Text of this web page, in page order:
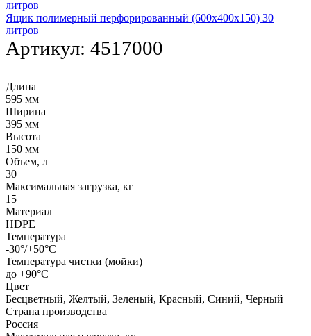
Ящик полимерный перфорированный (600х400х150) 30
литров
Артикул: 4517000
Длина
595 мм
Ширина
395 мм
Высота
150 мм
Объем, л
30
Максимальная загрузка, кг
15
Материал
HDPE
Температура
-30°/+50°С
Температура чистки (мойки)
до +90°C
Цвет
Бесцветный, Желтый, Зеленый, Красный, Синий, Черный
Страна производства
Россия